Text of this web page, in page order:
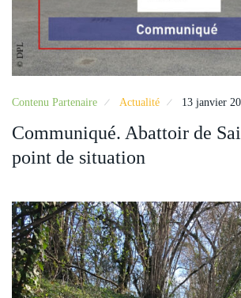
Contenu Partenaire Actualité 13 janvier
Communiqué. Abattoir de
point de situation